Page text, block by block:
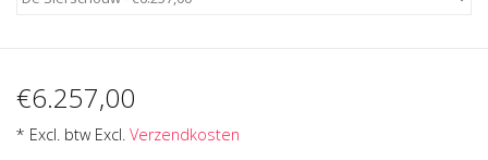
€6.257,00
* Excl. btw Excl. Verzendkosten